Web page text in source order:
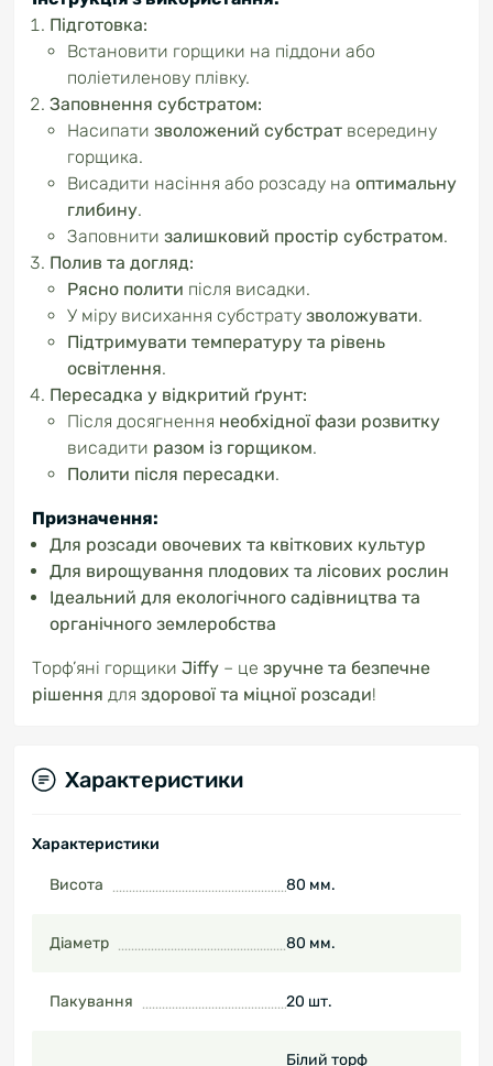
Підготовка:
Встановити горщики на піддони або
поліетиленову плівку.
Заповнення субстратом:
Насипати зволожений субстрат всередину
горщика.
Висадити насіння або розсаду на оптимальну
глибину.
Заповнити залишковий простір субстратом.
Полив та догляд:
Рясно полити після висадки.
У міру висихання субстрату зволожувати.
Підтримувати температуру та рівень
освітлення.
Пересадка у відкритий ґрунт:
Після досягнення необхідної фази розвитку
висадити разом із горщиком.
Полити після пересадки.
Призначення:
Для розсади овочевих та квіткових культур
Для вирощування плодових та лісових рослин
Ідеальний для екологічного садівництва та
органічного землеробства
Торф’яні горщики Jiffy – це зручне та безпечне
рішення для здорової та міцної розсади!
Характеристики
Характеристики
Висота 80 мм.
Діаметр 80 мм.
Пакування 20 шт.
Білий торф